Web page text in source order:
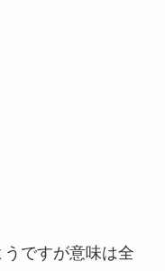
ですが意味は全